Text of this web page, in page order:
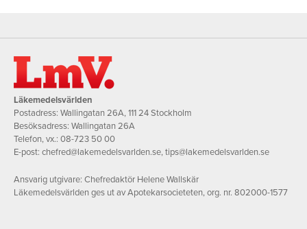
Läkemedelsvärlden
Postadress: Wallingatan 26A, 111 24 Stockholm
Besöksadress: Wallingatan 26A
Telefon, vx.: 08-723 50 00
E-post: chefred@lakemedelsvarlden.se,tips@lakemedelsvarlden.se
Ansvarig utgivare: Chefredaktör Helene Wallskär
Läkemedelsvärlden ges ut av Apotekarsocieteten, org. nr. 802000-1577